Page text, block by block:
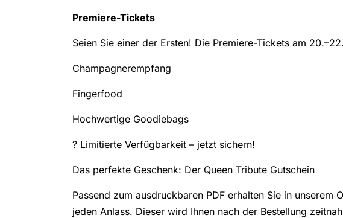
Premiere-Tickets
Seien Sie einer der Ersten! Die Premiere-Tickets am
Champagnerempfang
Fingerfood
Hochwertige Goodiebags
? Limitierte Verfügbarkeit – jetzt sichern!
Das perfekte Geschenk: Der Queen Tribute Gutschein
Passend zum ausdruckbaren PDF erhalten Sie in unserem
jeden Anlass. Dieser wird Ihnen nach der Bestellung